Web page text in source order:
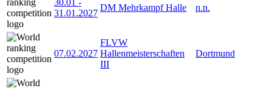
30.01 -
31.01.2027
DM Mehrkampf Halle n.n.
07.02.2027
FLVW
Hallenmeisterschaften
III
Dortmund